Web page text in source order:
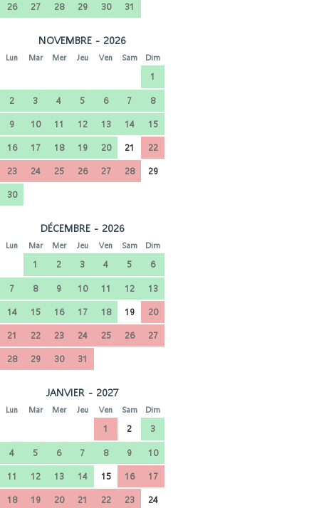
26
27 28 29 30 31
NOVEMBRE - 2026
Lun Mar Mer Jeu Ven Sam Dim
1
2
3 4 5 6 7
8
9
10 11 12 13 14
15
16
17 18 19 20 21
22
23
24 25 26 27 28
29
30
DÉCEMBRE - 2026
Lun Mar Mer Jeu Ven Sam Dim
1 2 3 4 5
6
7
8 9 10 11 12
13
14
15 16 17 18 19
20
21
22 23 24 25 26
27
28
29 30 31
JANVIER - 2027
Lun Mar Mer Jeu Ven Sam Dim
1 2
3
4
5 6 7 8 9
10
11
12 13 14 15 16
17
18
19 20 21 22 23
24